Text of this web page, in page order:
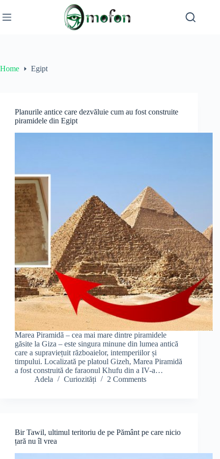
to
content
Home Egipt
Planurile antice care dezvăluie cum au fost construite
piramidele din Egipt
Marea Piramidă – cea mai mare dintre piramidele
găsite la Giza – este singura minune din lumea antică
care a supraviețuit războaielor, intemperiilor și
timpului. Localizată pe platoul Gizeh, Marea Piramidă
a fost construită de faraonul Khufu din a IV-a…
Adela
Curiozități 2 Comments
Bir Tawil, ultimul teritoriu de pe Pământ pe care nicio
țară nu îl vrea